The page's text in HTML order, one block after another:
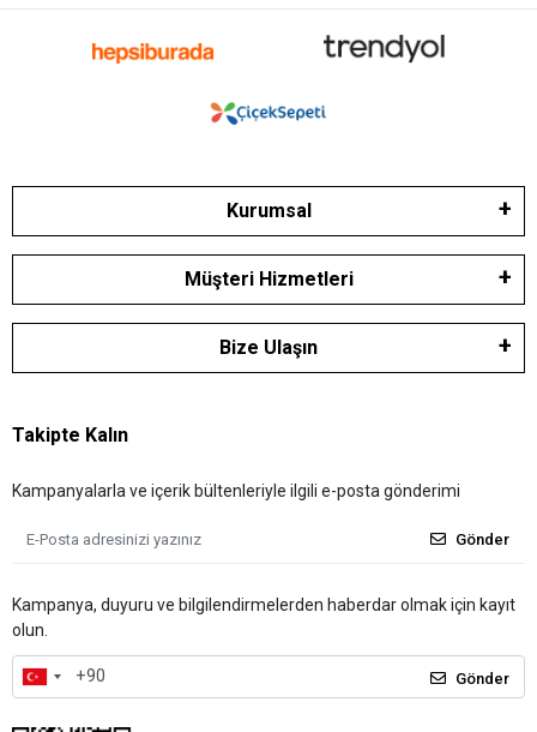
Kurumsal
Müşteri Hizmetleri
Bize Ulaşın
Takipte Kalın
Kampanyalarla ve içerik bültenleriyle ilgili e-posta gönderimi
Gönder
Kampanya, duyuru ve bilgilendirmelerden haberdar olmak için kayıt
olun.
Gönder